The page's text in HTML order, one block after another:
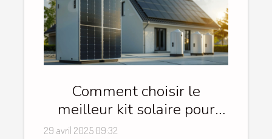
Comment choisir le
meilleur kit solaire pour
votre maison ou véhicule
29 avril 2025 09:32